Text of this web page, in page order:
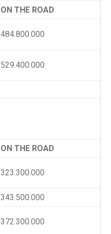
ON THE ROAD
484.800.000
529.400.000
ON THE ROAD
323.300.000
343.500.000
372.300.000